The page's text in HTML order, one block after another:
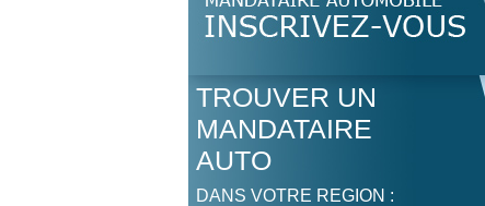
TROUVER UN
MANDATAIRE
AUTO
DANS VOTRE REGION :